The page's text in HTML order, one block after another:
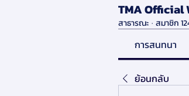
TMA Official
สาธารณะ · สมาชิก
การสนทนา
ย้อนกลับ